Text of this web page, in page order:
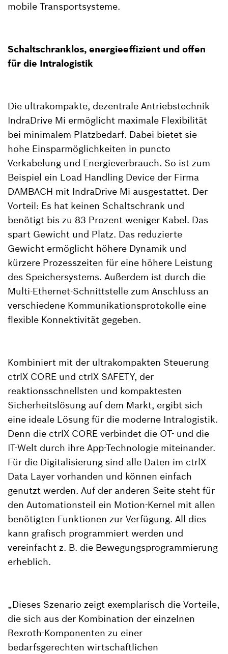
mobile Transportsysteme.
Schaltschranklos, energieeffizient und offen
für die Intralogistik
Die ultrakompakte, dezentrale Antriebstechnik
IndraDrive Mi ermöglicht maximale Flexibilität
bei minimalem Platzbedarf. Dabei bietet sie
hohe Einsparmöglichkeiten in puncto
Verkabelung und Energieverbrauch. So ist zum
Beispiel ein Load Handling Device der Firma
DAMBACH mit IndraDrive Mi ausgestattet. Der
Vorteil: Es hat keinen Schaltschrank und
benötigt bis zu 83 Prozent weniger Kabel. Das
spart Gewicht und Platz. Das reduzierte
Gewicht ermöglicht höhere Dynamik und
kürzere Prozesszeiten für eine höhere Leistung
des Speichersystems. Außerdem ist durch die
Multi-Ethernet-Schnittstelle zum Anschluss an
verschiedene Kommunikationsprotokolle eine
flexible Konnektivität gegeben.
Kombiniert mit der ultrakompakten Steuerung
ctrlX CORE und ctrlX SAFETY, der
reaktionsschnellsten und kompaktesten
Sicherheitslösung auf dem Markt, ergibt sich
eine ideale Lösung für die moderne Intralogistik.
Denn die ctrlX CORE verbindet die OT- und die
IT-Welt durch ihre App-Technologie miteinander.
Für die Digitalisierung sind alle Daten im ctrlX
Data Layer vorhanden und können einfach
genutzt werden. Auf der anderen Seite steht für
den Automationsteil ein Motion-Kernel mit allen
benötigten Funktionen zur Verfügung. All dies
kann grafisch programmiert werden und
vereinfacht z. B. die Bewegungsprogrammierung
erheblich.
„Dieses Szenario zeigt exemplarisch die Vorteile,
die sich aus der Kombination der einzelnen
Rexroth-Komponenten zu einer
bedarfsgerechten wirtschaftlichen